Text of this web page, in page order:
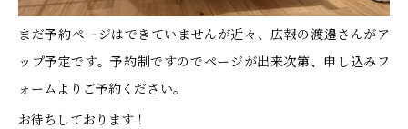
まだ予約ページはできていませんが近々、広報の渡邉さんがア
ップ予定です。予約制ですのでページが出来次第、申し込みフ
ォームよりご予約ください。
お待ちしております！